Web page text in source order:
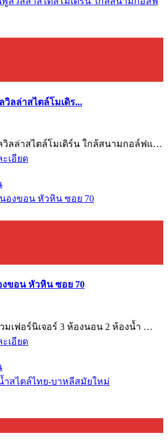
ลล่าสไตล์โมเดิร...
วิลล่าสไตล์โมเดิร์น ใกล้สนามกอล์ฟแ…
ะเอียด
ขอน หัวหิน ซอย 70
วมเฟอร์นิเจอร์ 3 ห้องนอน 2 ห้องน้ำ …
ะเอียด